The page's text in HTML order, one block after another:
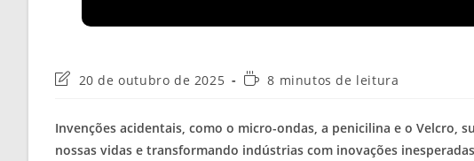
Última
post:
20 de outubro de 2025
Tempo8 minutos de leitura
Invenções acidentais, como o micro-ondas, a penicilina e o Velcro,
nossas vidas e transformando indústrias com inovações